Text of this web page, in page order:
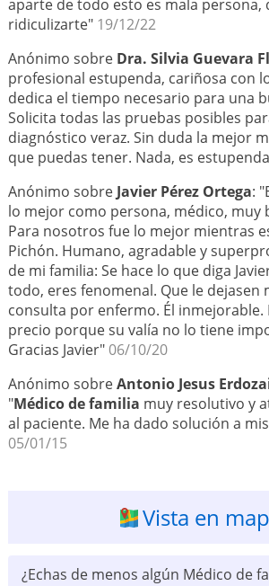
aparte de todo esto es mala persona,
ridiculizarte" 19/12/22
Anónimo sobre Dra. Silvia Guevara
profesional estupenda, cariñosa con
dedica el tiempo necesario para una
Solicita todas las pruebas posibles
diagnóstico veraz. Sin duda la mejor
que puedas tener. Nada, es
Anónimo sobreJavier Pérez Ortega:
lo mejor como persona, médico, muy
Para nosotros fue lo mejor mientras
Pichón. Humano, agradable y
de mi familia: Se hace lo que diga
todo, eres fenomenal. Que le dejasen
consulta por enfermo. Él inmejorable.
precio porque su valía no lo tiene
Gracias Javier" 06/10/20
Anónimo sobreAntonio Jesus
"Médico de familia muy resolutivo y
al paciente. Me ha dado solución a
05/01/15
Vista en
¿Echas de menos algún Médico de